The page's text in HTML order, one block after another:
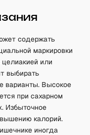
содержать
маркировки
или
выбирать
варианты. Высокое
при сахарном
Избыточное
калорий.
иногда